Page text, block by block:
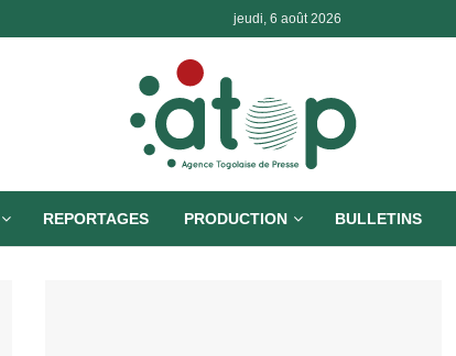
jeudi, 6 août 2026
REPORTAGES PRODUCTION BULLETINS